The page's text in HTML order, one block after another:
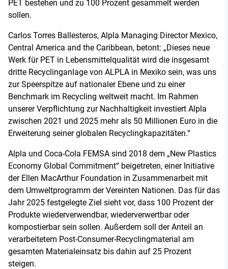
PET bestehen und zu 100 Prozent gesammelt werden
sollen.
Carlos Torres Ballesteros, Alpla Managing Director Mexico,
Central America and the Caribbean, betont: „Dieses neue
Werk für PET in Lebensmittelqualität wird die insgesamt
dritte Recyclinganlage von ALPLA in Mexiko sein, was uns
zur Speerspitze auf nationaler Ebene und zu einer
Benchmark im Recycling weltweit macht. Im Rahmen
unserer Verpflichtung zur Nachhaltigkeit investiert Alpla
zwischen 2021 und 2025 mehr als 50 Millionen Euro in die
Erweiterung seiner globalen Recyclingkapazitäten.“
Alpla und Coca-Cola FEMSA sind 2018 dem „New Plastics
Economy Global Commitment“ beigetreten, einer Initiative
der Ellen MacArthur Foundation in Zusammenarbeit mit
dem Umweltprogramm der Vereinten Nationen. Das für das
Jahr 2025 festgelegte Ziel sieht vor, dass 100 Prozent der
Produkte wiederverwendbar, wiederverwertbar oder
kompostierbar sein sollen. Außerdem soll der Anteil an
verarbeitetem Post-Consumer-Recyclingmaterial am
gesamten Materialeinsatz bis dahin auf 25 Prozent
steigen.